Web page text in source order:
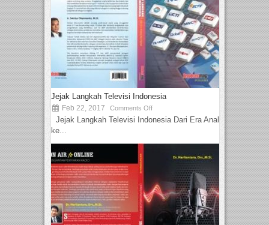
Jejak Langkah Televisi Indonesia
Feb 22, 2017 Comments Off
Jejak Langkah Televisi Indonesia Dari Era Analog
ke...